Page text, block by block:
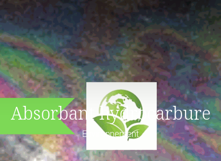
Absorbant hydrocarbure
Environnement